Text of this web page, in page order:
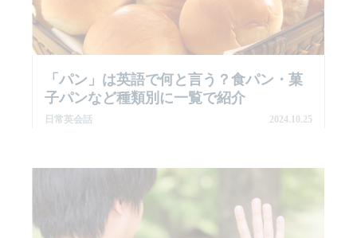
「パン」は英語で何と言う？食パン・菓
子パンなど種類別に一覧で紹介
日常英会話 2024.10.25